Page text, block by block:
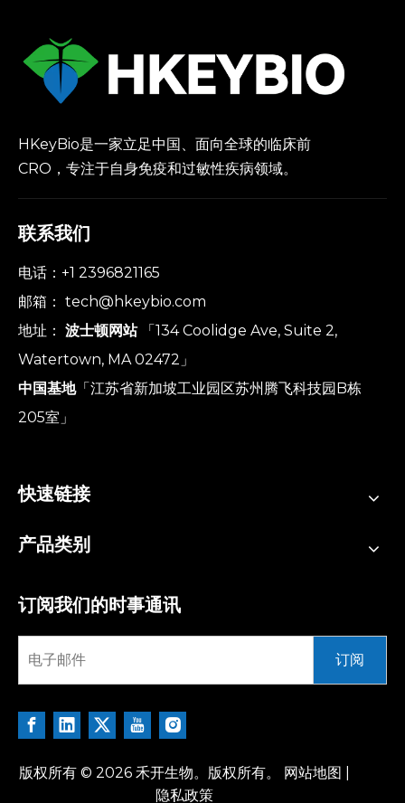
HKeyBio是一家立足中国、面向全球的临床前
CRO，专注于自身免疫和过敏性疾病领域。
联系我们
电话：+1 2396821165
邮箱： tech@hkeybio.com
地址： 波士顿网站「134 Coolidge Ave, Suite 2,
Watertown, MA 02472」
中国基地「江苏省新加坡工业园区苏州腾飞科技园B栋
205室」
快速链接
产品类别
订阅我们的时事通讯
订阅
版权所有 © 2026 禾开生物。版权所有。 网站地图
隐私政策